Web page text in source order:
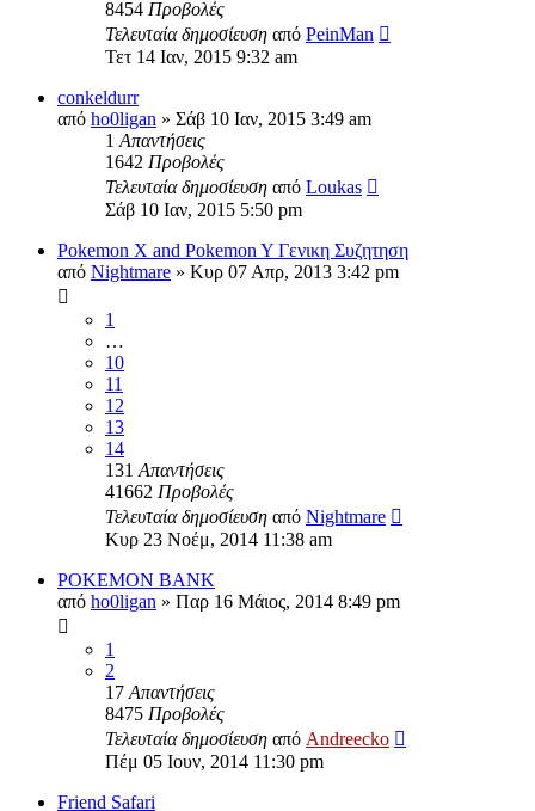
8454 Προβολές
Τελευταία δημοσίευση από PeinMan
Τετ 14 Ιαν, 2015 9:32 am
conkeldurr
από ho0ligan » Σάβ 10 Ιαν, 2015 3:49 am
1 Απαντήσεις
1642 Προβολές
Τελευταία δημοσίευση από Loukas
Σάβ 10 Ιαν, 2015 5:50 pm
Pokemon X and Pokemon Y Γενικη Συζητηση
από Nightmare » Κυρ 07 Απρ, 2013 3:42 pm
1
…
10
11
12
13
14
131 Απαντήσεις
41662 Προβολές
Τελευταία δημοσίευση από Nightmare
Κυρ 23 Νοέμ, 2014 11:38 am
POKEMON BANK
από ho0ligan » Παρ 16 Μάιος, 2014 8:49 pm
1
2
17 Απαντήσεις
8475 Προβολές
Τελευταία δημοσίευση από Andreecko
Πέμ 05 Ιουν, 2014 11:30 pm
Friend Safari